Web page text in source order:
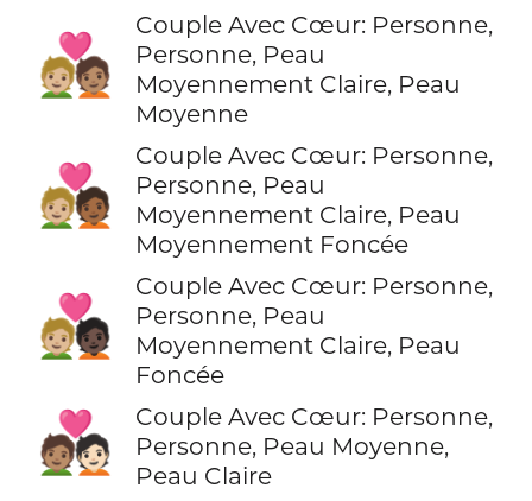
🧑🏼‍❤️‍🧑🏽
Couple Avec Cœur: Personne,
Personne, Peau
Moyennement Claire, Peau
Moyenne
🧑🏼‍❤️‍🧑🏾
Couple Avec Cœur: Personne,
Personne, Peau
Moyennement Claire, Peau
Moyennement Foncée
🧑🏼‍❤️‍🧑🏿
Couple Avec Cœur: Personne,
Personne, Peau
Moyennement Claire, Peau
Foncée
🧑🏽‍❤️‍🧑🏻
Couple Avec Cœur: Personne,
Personne, Peau Moyenne,
Peau Claire